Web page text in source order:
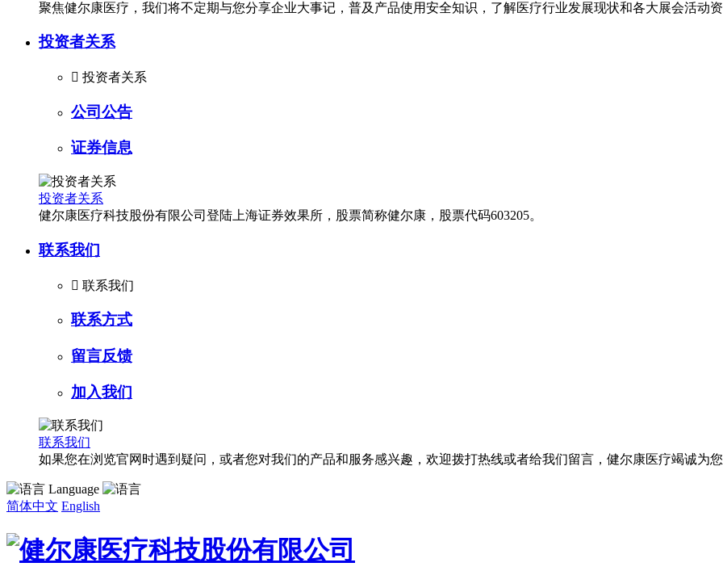
聚焦健尔康医疗，我们将不定期与您分享企业大事记，普及产品使用安全知识，了解医疗行业发展现状和各大展会活动
投资者关系
 投资者关系
公司公告
证券信息
投资者关系
健尔康医疗科技股份有限公司登陆上海证券效果所，股票简称健尔康，股票代码603205。
联系我们
 联系我们
联系方式
留言反馈
加入我们
联系我们
如果您在浏览官网时遇到疑问，或者您对我们的产品和服务感兴趣，欢迎拨打热线或者给我们留言，健尔康医疗竭诚为
Language
简体中文 English